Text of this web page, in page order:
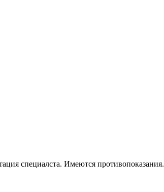
специалста. Имеются противопоказания.